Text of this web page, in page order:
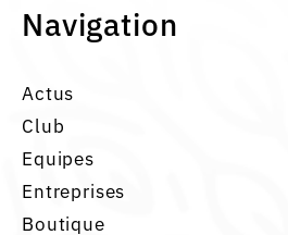
Navigation
Actus
Club
Equipes
Entreprises
Boutique